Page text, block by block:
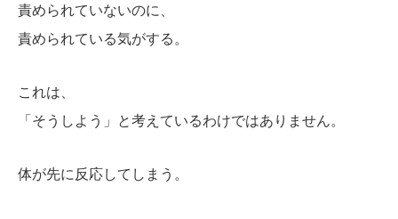
責められていないのに、
責められている気がする。
これは、
「そうしよう」と考えているわけではありません。
体が先に反応してしまう。